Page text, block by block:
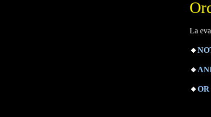
La
🔸
🔸
🔸OR